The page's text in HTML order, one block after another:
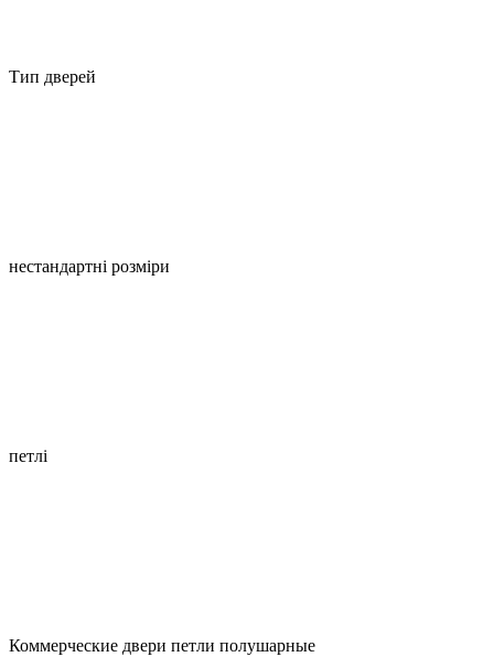
Тип дверей
нестандартні розміри
петлі
Коммерческие двери петли полушарные